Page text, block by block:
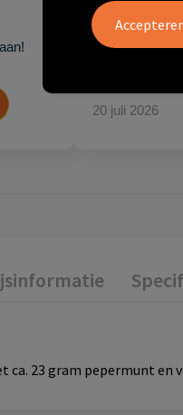
Hoogenboom/
Artikelen. Het
persoonlijk en
20 juli 2026
ca. 23 gram pepermunt